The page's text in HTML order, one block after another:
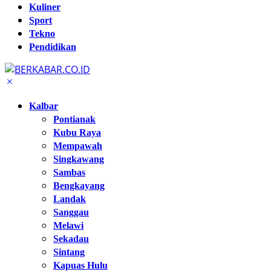
Kuliner
Sport
Tekno
Pendidikan
Kalbar
Pontianak
Kubu Raya
Mempawah
Singkawang
Sambas
Bengkayang
Landak
Sanggau
Melawi
Sekadau
Sintang
Kapuas Hulu